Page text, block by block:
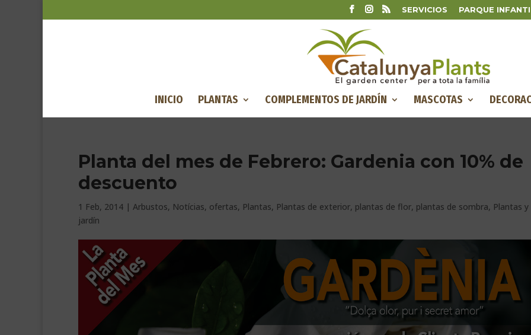
SERVICIOS PARQUE
INICIO PLANTAS COMPLEMENTOS DE JARDÍN MASCOTAS
Planta del mes de Febrero: Gardenia con 10% de
descuento
1 Feb, 2014 | Arbustos, Notícias, ofertas, Plantas, Plantas de exterior, plantas de flor, plantas de sombra, Plantas y
jardín